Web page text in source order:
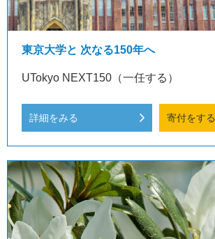
東京大学と 次なる150年へ
UTokyo NEXT150（一任する）
詳細をみる 寄付をする